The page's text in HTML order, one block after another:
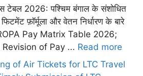
टेबल 2026: पश्चिम बंगाल के संशोधित
फ़ॉर्मूला और वेतन निर्धारण के बारे
ROPA Pay Matrix Table 2026;
of Pay ... Read more
of Air Tickets for LTC Travel